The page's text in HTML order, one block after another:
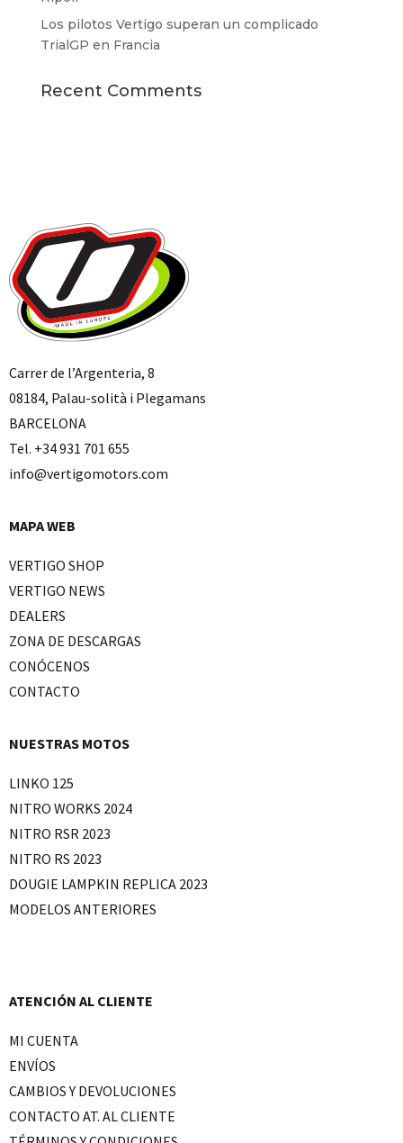
Los pilotos Vertigo superan un complicado
TrialGP en Francia
Recent Comments
Carrer de l’Argenteria, 8
08184, Palau-solità i Plegamans
BARCELONA
Tel. +34 931 701 655
info@vertigomotors.com
MAPA WEB
VERTIGO SHOP
VERTIGO NEWS
DEALERS
ZONA DE DESCARGAS
CONÓCENOS
CONTACTO
NUESTRAS MOTOS
LINKO 125
NITRO WORKS 2024
NITRO RSR 2023
NITRO RS 2023
DOUGIE LAMPKIN REPLICA 2023
MODELOS ANTERIORES
ATENCIÓN AL CLIENTE
MI CUENTA
ENVÍOS
CAMBIOS Y DEVOLUCIONES
CONTACTO AT. AL CLIENTE